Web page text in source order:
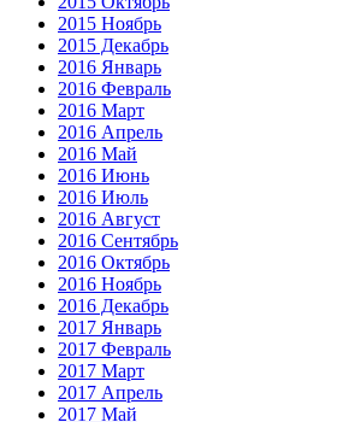
2015 Ноябрь
2015 Декабрь
2016 Январь
2016 Февраль
2016 Март
2016 Апрель
2016 Май
2016 Июнь
2016 Июль
2016 Август
2016 Сентябрь
2016 Октябрь
2016 Ноябрь
2016 Декабрь
2017 Январь
2017 Февраль
2017 Март
2017 Апрель
2017 Май